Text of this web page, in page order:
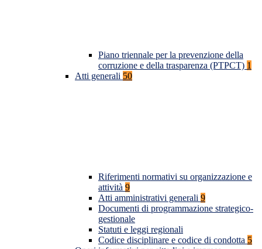
Piano triennale per la prevenzione della
corruzione e della trasparenza (PTPCT) 1
Atti generali 50
Riferimenti normativi su organizzazione e
attività 9
Atti amministrativi generali 9
Documenti di programmazione strategico-
gestionale
Statuti e leggi regionali
Codice disciplinare e codice di condotta 5